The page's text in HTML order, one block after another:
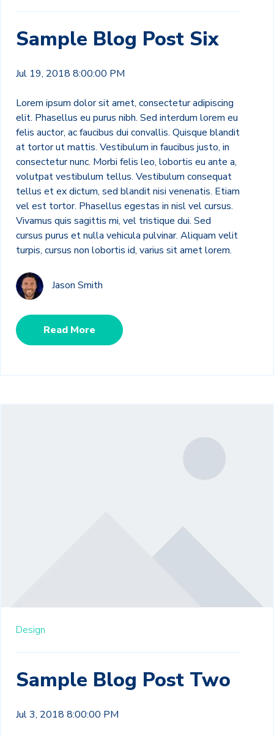
Sample Blog Post Six
Jul 19, 2018 8:00:00 PM
Lorem ipsum dolor sit amet, consectetur adipiscing
elit. Phasellus eu purus nibh. Sed interdum lorem eu
felis auctor, ac faucibus dui convallis. Quisque blandit
at tortor ut mattis. Vestibulum in faucibus justo, in
consectetur nunc. Morbi felis leo, lobortis eu ante a,
volutpat vestibulum tellus. Vestibulum consequat
tellus et ex dictum, sed blandit nisi venenatis. Etiam
vel est tortor. Phasellus egestas in nisl vel cursus.
Vivamus quis sagittis mi, vel tristique dui. Sed
cursus purus et nulla vehicula pulvinar. Aliquam velit
turpis, cursus non lobortis id, varius sit amet lorem.
Jason Smith
Read More
Design
Sample Blog Post Two
Jul 3, 2018 8:00:00 PM